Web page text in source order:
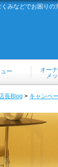
みなどでお困りの
ー
オー
メ
長Blog > キャンペ